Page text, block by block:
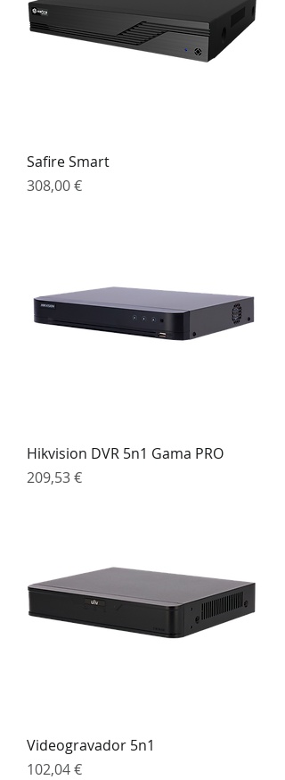
Safire Smart
Preço
308,00 €
Hikvision DVR 5n1 Gama PRO
Preço
209,53 €
Videogravador 5n1
Preço
102,04 €